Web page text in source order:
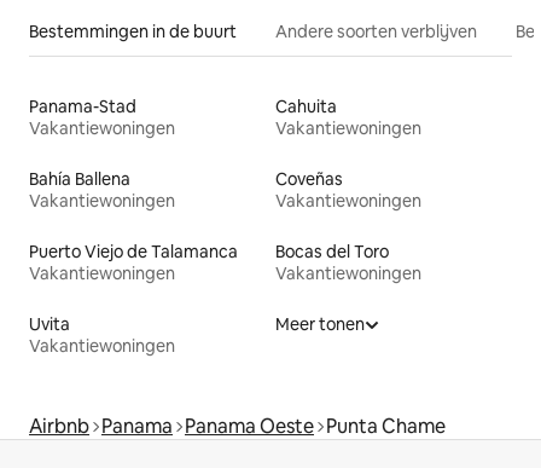
Bestemmingen in de buurt Andere soorten verblijven
Panama-Stad
Vakantiewoningen
Cahuita
Vakantiewoningen
Bahía Ballena
Vakantiewoningen
Coveñas
Vakantiewoningen
Puerto Viejo de Talamanca
Vakantiewoningen
Bocas del Toro
Vakantiewoningen
Uvita
Vakantiewoningen
Meer tonen
Airbnb Panama Panama Oeste Punta Chame